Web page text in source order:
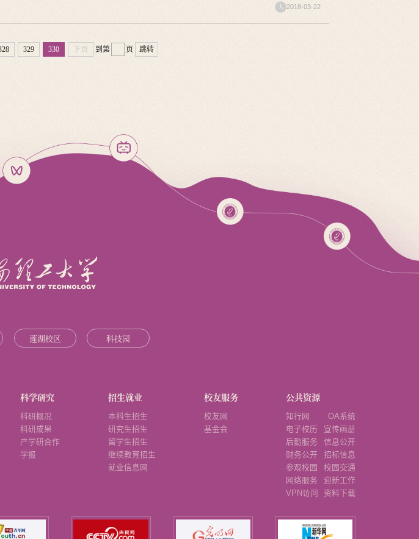
2018-03-22
329 330 下页 到第 页 跳转
莲湖校区 科技园
科学研究
科研概况
科研成果
产学研合作
学报
招生就业
本科生招生
研究生招生
留学生招生
继续教育招生
就业信息网
校友服务
校友网
基金会
公共资源
知行网
OA系统
电子校历
宣传画册
后勤服务
信息公开
财务公开
招标信息
参观校园
校园交通
网络服务
迎新工作
VPN访问
资料下载